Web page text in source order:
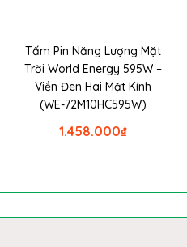
Tấm Pin Năng Lượng Mặt
Trời World Energy 595W –
Viền Đen Hai Mặt Kính
(WE-72M10HC595W)
₫
1.458.000